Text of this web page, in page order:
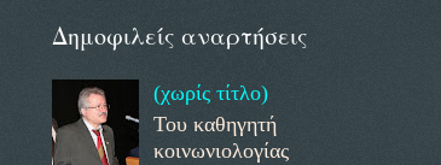
Δημοφιλείς αναρτήσεις
(χωρίς τίτλο)
Του καθηγητή
κοινωνιολογίας